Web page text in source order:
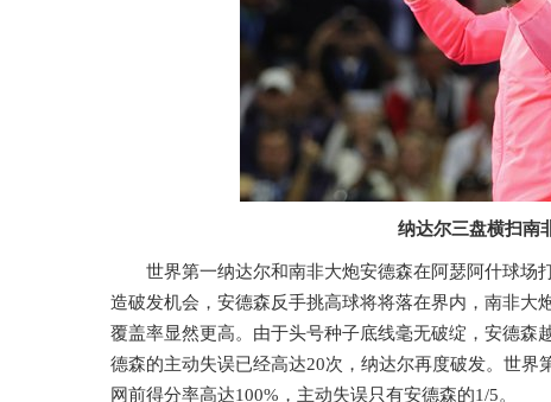
纳达尔三盘横扫南
世界第一纳达尔和南非大炮安德森在阿瑟阿什球场
造破发机会，安德森反手挑高球将将落在界内，南非大
覆盖率显然更高。由于头号种子底线毫无破绽，安德森
德森的主动失误已经高达20次，纳达尔再度破发。世
网前得分率高达100%，主动失误只有安德森的1/5。